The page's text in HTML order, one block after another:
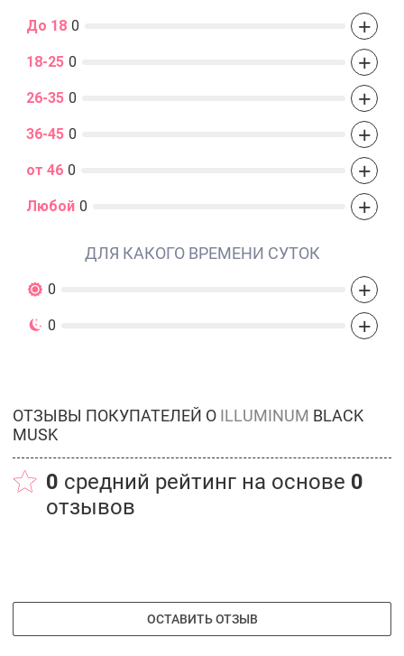
До 18 0 +
18-25 0 +
26-35 0 +
36-45 0 +
от 46 0 +
Любой 0 +
ДЛЯ КАКОГО ВРЕМЕНИ СУТОК
0 +
0 +
ОТЗЫВЫ ПОКУПАТЕЛЕЙ О ILLUMINUM BLACK
MUSK
0 средний рейтинг на основе 0
отзывов
ОСТАВИТЬ ОТЗЫВ